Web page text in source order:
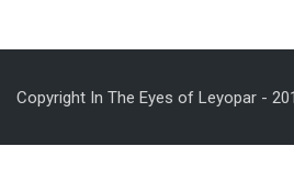
Copyright In The Eyes of Leyopar -